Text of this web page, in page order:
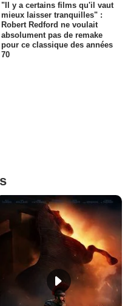
"Il y a certains films qu'il vaut
mieux laisser tranquilles" :
Robert Redford ne voulait
absolument pas de remake
pour ce classique des années
70